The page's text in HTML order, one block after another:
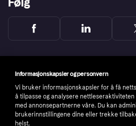
Informasjonskapsler og personvern
Vi bruker informasjonskapsler for å få
å tilpasse og analysere nettleseraktiviteten
med annonsepartnerne våre. Du kan
brukerinnstillingene dine eller trekke
helst.